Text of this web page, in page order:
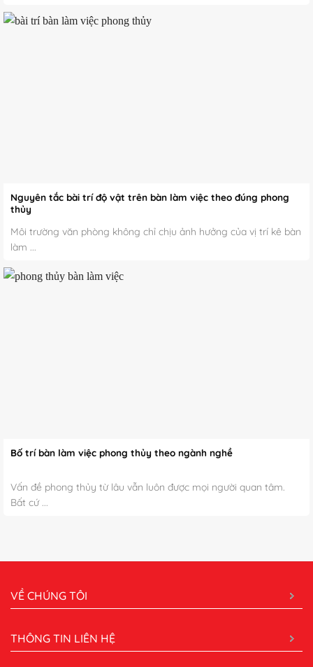
Nguyên tắc bài trí độ vật trên bàn làm việc theo đúng phong
thủy
Môi trường văn phòng không chỉ chịu ảnh hưởng của vị trí kê bàn
làm ...
Bố trí bàn làm việc phong thủy theo ngành nghề
Vấn đề phong thủy từ lâu vẫn luôn được mọi người quan tâm.
Bất cứ ...
VỀ CHÚNG TÔI
THÔNG TIN LIÊN HỆ